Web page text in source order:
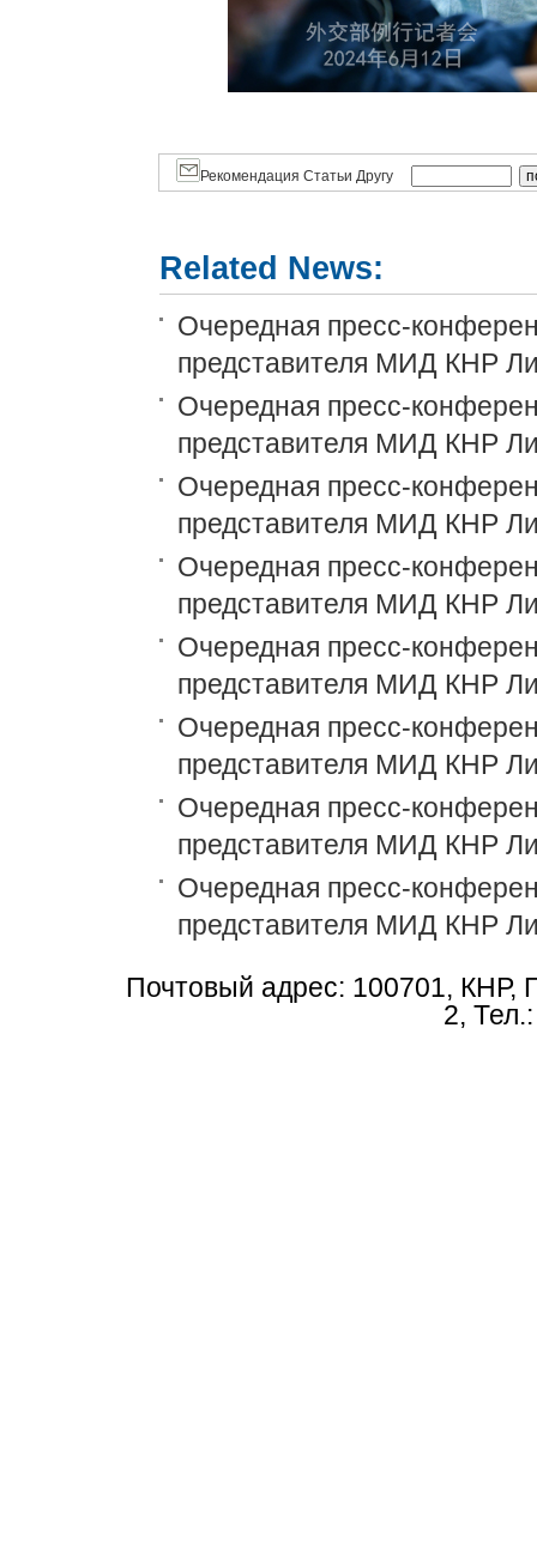
Рекомендация Статьи Другу
Related News:
Очередная пресс-
представителя МИД КНР
Очередная пресс-
представителя МИД КНР
Очередная пресс-
представителя МИД КНР
Очередная пресс-
представителя МИД КНР
Очередная пресс-
представителя МИД КНР
Очередная пресс-
представителя МИД КНР
Очередная пресс-
представителя МИД КНР
Очередная пресс-
представителя МИД КНР
Почтовый адрес: 100701, КНР,
2,